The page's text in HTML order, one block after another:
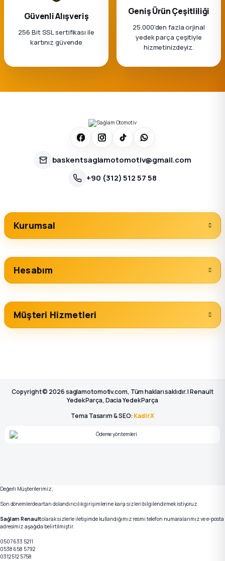
Güvenli Alışveriş
256 Bit SSL sertifikası ile
kartınız güvende
Geniş Ürün Çeşitliliği
25.000'den fazla orjinal
yedek parça çeşitiyle
hizmetinizdeyiz.
baskentsaglamotomotiv@gmail.com
+90 (312) 512 57 58
Kurumsal
Hesabım
Müşteri Hizmetleri
Copyright © 2026 saglamotomotiv.com, Tüm hakları saklıdır. | Renault
Yedek Parça, Dacia Yedek Parça
Tema Tasarım & SEO: KadirX
Değerli Müşterilerimiz;
Son dönemlerde artan dolandırıcılık girişimlerine karşı sizleri bilgilendirmek istiyoruz.
Sağlam Renaultolarak sizlerle iletişimde kullandığımız resmi telefon numaralarımız ve e-posta
adresimiz aşağıda belirtilmiştir.
0507 633 5211
0538 658 5792
0312 512 5758